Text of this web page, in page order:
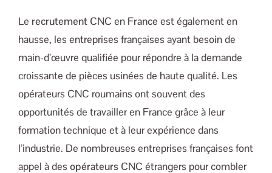
Le recrutement CNC en France est également en
hausse, les entreprises françaises ayant besoin de
main-d’œuvre qualifiée pour répondre à la demande
croissante de pièces usinées de haute qualité. Les
opérateurs CNC roumains ont souvent des
opportunités de travailler en France grâce à leur
formation technique et à leur expérience dans
l’industrie. De nombreuses entreprises françaises font
appel à des opérateurs CNC étrangers pour combler